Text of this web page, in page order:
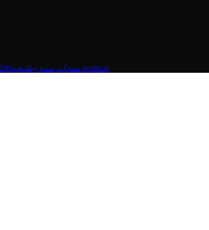
Yemeni products – منتجات يمنية وطبيعية 230 products